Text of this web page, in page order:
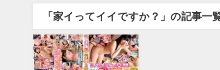
「家イってイイですか？」の記事一